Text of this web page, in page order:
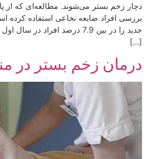
دچار زخم بستر می‌شوند. مطالعه‌ای که از
بررسی افراد ضایعه نخاعی استفاده
جدید را در بین 7.9 درصد افراد در
[…]
درمان زخم بستر در